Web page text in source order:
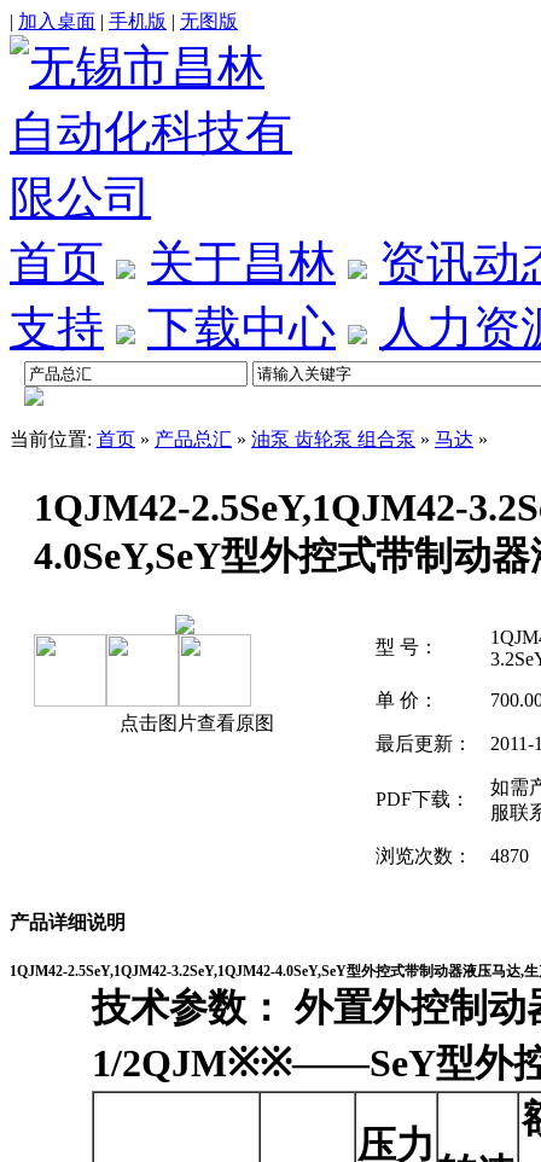
| 加入桌面 | 手机版 | 无图版
首页 关于昌林
资讯动
支持
下载中心 人力资
当前位置: 首页 » 产品总汇 » 油泵 齿轮泵 组合泵 » 马达 »
1QJM42-2.5SeY,1QJM42-
4.0SeY,SeY型外控式带制动
点击图片查看原图
型 号：
单 价：
最后更新： 2011-
PDF下载：
如需
服联
浏览次数： 4870
产品详细说明
1QJM42-2.5SeY,1QJM42-3.2SeY,1QJM42-4.0SeY,SeY型外控式带制动器液压马达,
技术参数： 外置外控制动
1/2QJM※※――SeY型外
压力